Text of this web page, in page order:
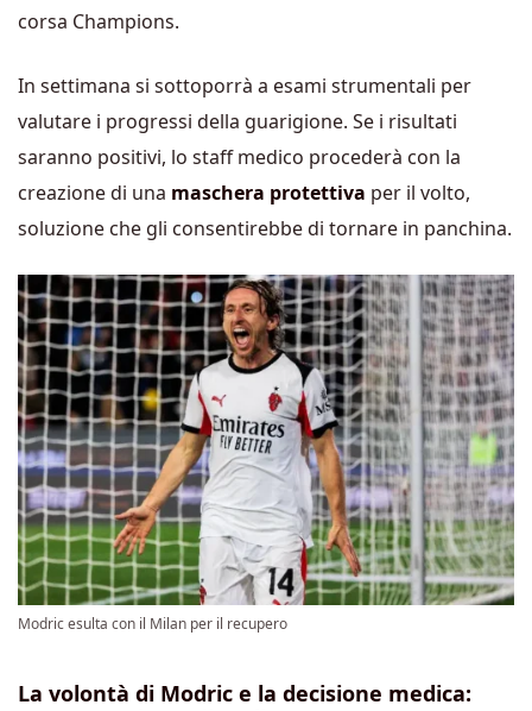
corsa Champions.
In settimana si sottoporrà a esami strumentali per
valutare i progressi della guarigione. Se i risultati
saranno positivi, lo staff medico procederà con la
creazione di una maschera protettiva per il volto,
soluzione che gli consentirebbe di tornare in panchina.
Modric esulta con il Milan per il recupero
La volontà di Modric e la decisione medica: